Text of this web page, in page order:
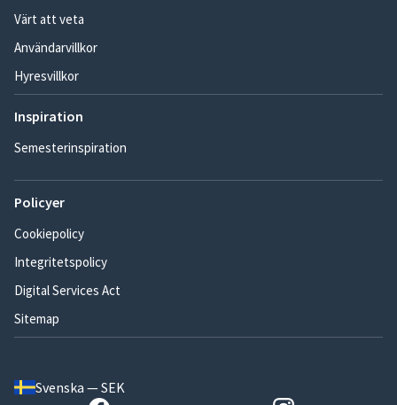
Värt att veta
Användarvillkor
Hyresvillkor
Inspiration
Semesterinspiration
Policyer
Cookiepolicy
Integritetspolicy
Digital Services Act
Sitemap
Svenska — SEK